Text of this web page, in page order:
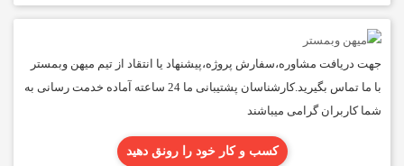
جهت دریافت مشاوره،سفارش پروژه،پیشنهاد یا انتقاد از تیم میهن وبمستر
با ما تماس بگیرید.کارشناسان پشتیبانی ما 24 ساعته آماده خدمت رسانی به
شما کاربران گرامی میباشند
کسب و کار خود را رونق دهید